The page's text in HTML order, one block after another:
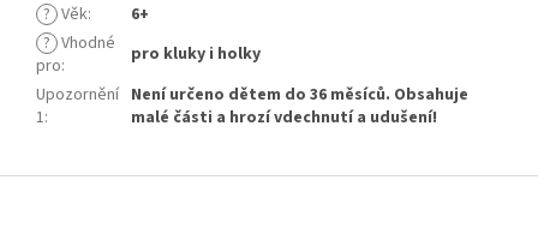
? Věk:
6+
? Vhodné
pro:
pro kluky i holky
Upozornění
1:
Není určeno dětem do 36 měsíců. Obsahuje
malé části a hrozí vdechnutí a udušení!